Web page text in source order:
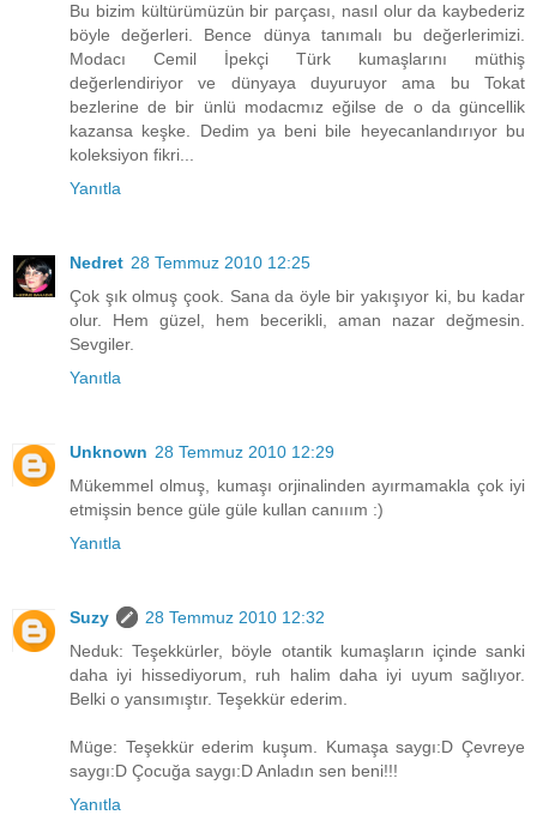
Bu bizim kültürümüzün bir parçası, nasıl olur da kaybederiz
böyle değerleri. Bence dünya tanımalı bu değerlerimizi.
Modacı Cemil İpekçi Türk kumaşlarını müthiş
değerlendiriyor ve dünyaya duyuruyor ama bu Tokat
bezlerine de bir ünlü modacmız eğilse de o da güncellik
kazansa keşke. Dedim ya beni bile heyecanlandırıyor bu
koleksiyon fikri...
Yanıtla
Nedret 28 Temmuz 2010 12:25
Çok şık olmuş çook. Sana da öyle bir yakışıyor ki, bu kadar
olur. Hem güzel, hem becerikli, aman nazar değmesin.
Sevgiler.
Yanıtla
Unknown 28 Temmuz 2010 12:29
Mükemmel olmuş, kumaşı orjinalinden ayırmamakla çok iyi
etmişsin bence güle güle kullan canııım :)
Yanıtla
Suzy
28 Temmuz 2010 12:32
Neduk: Teşekkürler, böyle otantik kumaşların içinde sanki
daha iyi hissediyorum, ruh halim daha iyi uyum sağlıyor.
Belki o yansımıştır. Teşekkür ederim.
Müge: Teşekkür ederim kuşum. Kumaşa saygı:D Çevreye
saygı:D Çocuğa saygı:D Anladın sen beni!!!
Yanıtla